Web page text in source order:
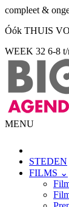
compleet &
Óók THUIS
WEEK 32 6-8
MENU
STEDEN
FILMS ⌄